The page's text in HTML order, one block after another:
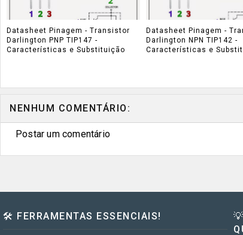
Datasheet Pinagem - Transistor
Darlington PNP TIP147 -
Características e Substituição
Datasheet Pinagem -
Darlington NPN TIP142 -
Características e
NENHUM COMENTÁRIO:
Postar um comentário
🛠️ FERRAMENTAS ESSENCIAIS!